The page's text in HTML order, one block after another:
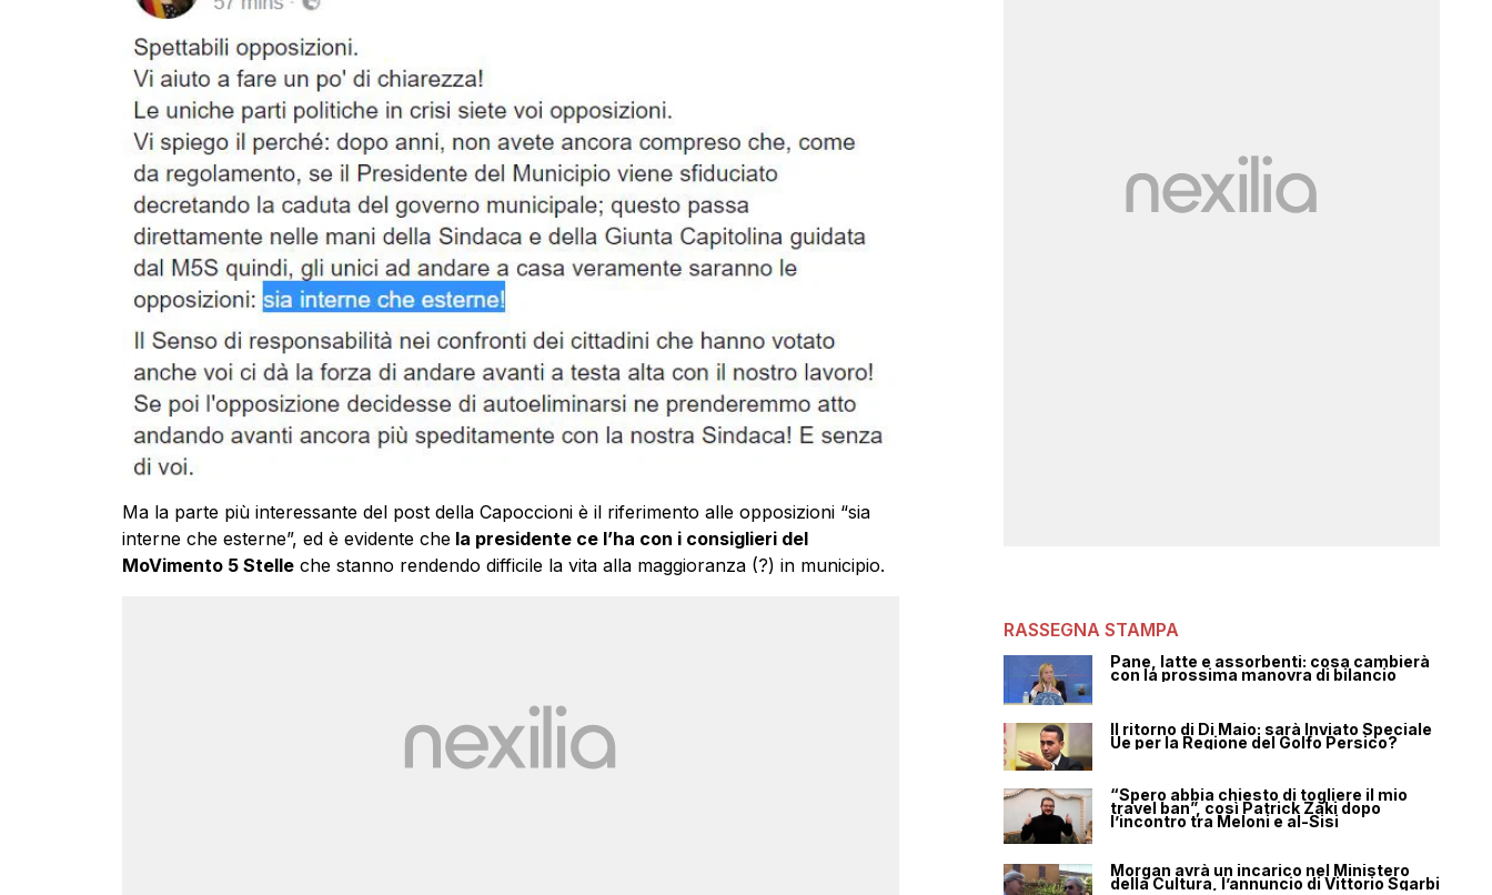
Ma la parte più interessante del post della Capoccioni è il riferimento alle opposizioni “sia
interne che esterne”, ed è evidente chela presidente ce l’ha con i consiglieri del
MoVimento 5 Stelleche stanno rendendo difficile la vita alla maggioranza (?) in municipio.
RASSEGNA STAMPA
Pane, latte e assorbenti: cosa cambierà
con la prossima manovra di bilancio
Il ritorno di Di Maio: sarà Inviato Speciale
Ue per la Regione del Golfo Persico?
“Spero abbia chiesto di togliere il mio
travel ban”, così Patrick Zaki dopo
l’incontro tra Meloni e al-Sisi
Morgan avrà un incarico nel Ministero
della Cultura, l’annuncio di Vittorio Sgarbi